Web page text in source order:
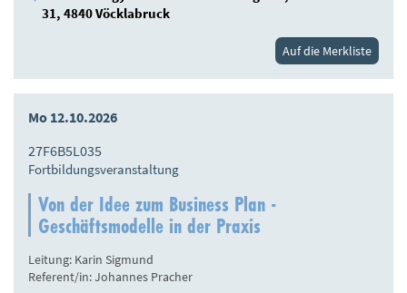
31, 4840 Vöcklabruck
Auf die Merkliste
Mo 12.10.2026
27F6B5L035
Fortbildungsveranstaltung
Von der Idee zum Business Plan -
Geschäftsmodelle in der Praxis
Leitung: Karin Sigmund
Referent/in: Johannes Pracher